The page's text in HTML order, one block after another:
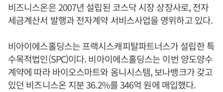
비즈니스온은 2007년 설립된 코스닥 시장 상장사로, 전자
세금계산서 발행과 전자계약 서비스사업을 영위하고 있다.
비아이에스홀딩스는 프랙시스캐피탈파트너스가 설립한 특
수목적법인(SPC)이다. 비아이에스홀딩스는 이번 양도양수
계약에 따라 바이오스마트와 옴니시스템, 보나뱅크가 갖고
있던 비즈니스온 지분 36.2%를 346억 원에 매입했다.